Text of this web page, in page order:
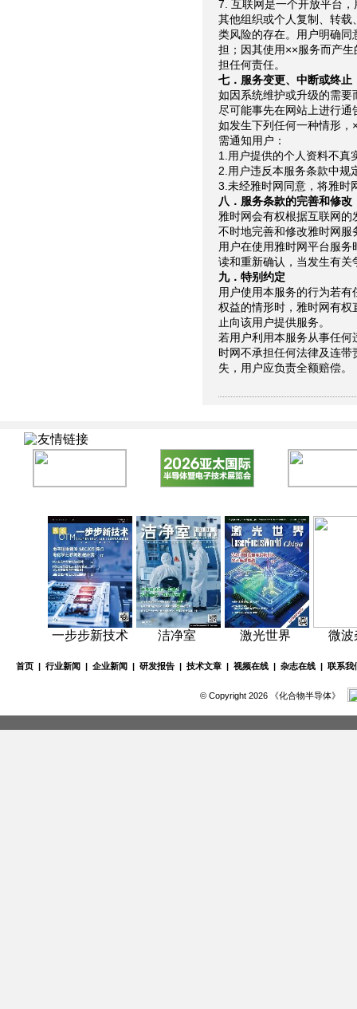
7. 互联网是一个开放平台
其他组织或个人复制、转
类风险的存在。用户明确
担；因其使用××服务而产
担任何责任。
七．服务变更、中断或终止
如因系统维护或升级的需
尽可能事先在网站上进行通
如发生下列任何一种情形
需通知用户：
1.用户提供的个人资料不真
2.用户违反本服务条款中规
3.未经雅时网同意，将雅时
八．服务条款的完善和修改
雅时网会有权根据互联网
不时地完善和修改雅时网
用户在使用雅时网平台服
读和重新确认，当发生有
九．特别约定
用户使用本服务的行为若
权益的情形时，雅时网有
止向该用户提供服务。
若用户利用本服务从事任
时网不承担任何法律及连
失，用户应负责全额赔偿。
友情链接
一步步新技术 洁净室 激光世界 微波
首页 | 行业新闻 | 企业新闻 | 研发报告 | 技术文章 | 视频在线 | 杂志在线 | 联系我
© Copyright 2026 《化合物半导体》